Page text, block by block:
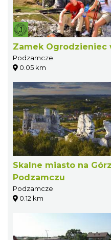
Zamek Ogrodzieniec
Podzamcze
0.05 km
Skalne miasto na
Podzamczu
Podzamcze
0.12 km